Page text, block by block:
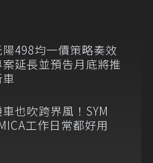
陽498均一價策略奏效
延長並預告月底將推
也吹跨界風！SYM
工作日常都好用